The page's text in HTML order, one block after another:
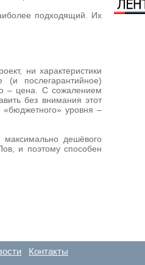
подходящий. Их
ни характеристики
послегарантийное)
– цена. С сожалением
без внимания этот
«бюджетного» уровня –
дешёвого
и поэтому способен
Контакты